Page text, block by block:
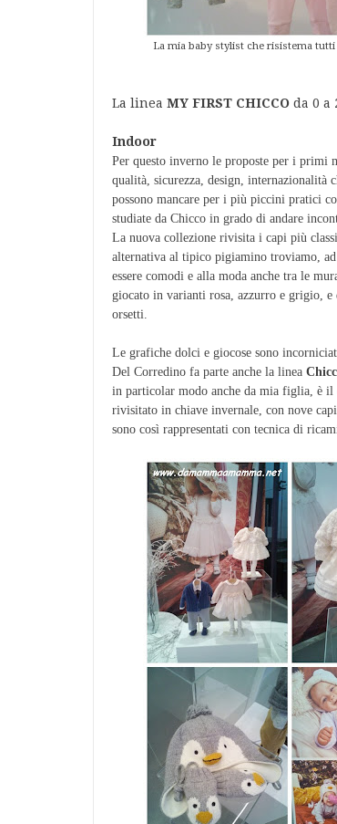
La mia baby stylist che risistema
La linea MY FIRST CHICCO da 0 a
Indoor
Per questo inverno le proposte per i primi
qualità, sicurezza, design,
possono mancare per i più piccini pratici
studiate da Chicco in grado di andare
La nuova collezione rivisita i capi più
alternativa al tipico pigiamino troviamo,
essere comodi e alla moda anche tra le
giocato in varianti rosa, azzurro e grigio,
orsetti.
Le grafiche dolci e giocose sono
Del Corredino fa parte anche la linea
in particolar modo anche da mia figlia, è il
rivisitato in chiave invernale, con nove
sono così rappresentati con tecnica di